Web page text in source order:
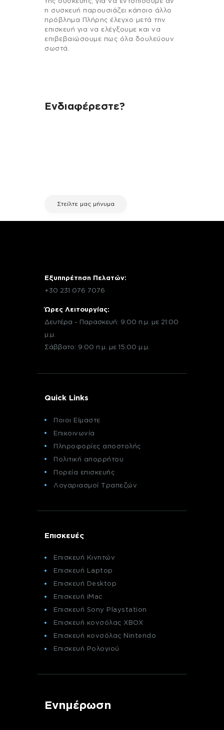
η συσκευή παρουσιάζει κάποιο άλλο
πρόβλημα Πλήρης έλεγχο μετά την
επισκευή για να ελέγξουμε και να
επιβεβαιώσουμε πως όλα δουλεύουν
σωστά.
Ενδιαφέρεστε?
Στείλτε μας μήνυμα
Εξυπηρέτηση Πελατών:
+30 231 076 7076
Ώρες Λειτουργίας:
Δευτέρα - Παρασκευή: 9:00 π.μ. με 21:00
μ.μ.
Σάββατο: 9:00 π.μ. με 15:00 μ.μ.
Quick Links
Ποιοι Είμαστε
Επικοινωνία
Πληροφορίες αποστολής
Πολιτική απορρήτου
Πορεία επισκευής
Λογαριασμοί Τραπεζών
Επισκευές
Επισκευή Κινητών
Επισκευή Laptop
Επισκευή Desktop
Επισκευή iMac
Επισκευή Sony Playstation
Επισκευή κονσόλας XBOX
Επισκευή κονσόλας Nintendo
Επισκευή Ρολογιού
Ενημέρωση